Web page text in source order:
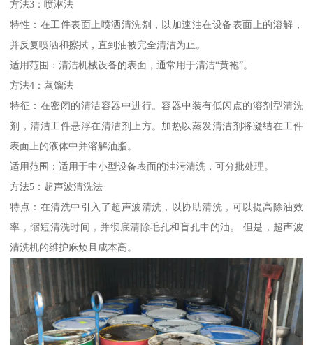
方法3：喷淋法
特性：在工件表面上喷洒清洗剂，以加速油在设备表面上的溶解，
并反复喷洒和擦拭，直到油被完全清洁为止。
适用范围：清洁机械设备的表面，通常用于清洁“黄袍”。
方法4：蒸馏法
特征：在密闭的清洁容器中进行。容器中装有低闪点的溶剂型清洗
剂，清洁工件悬浮在清洁剂上方。加热以蒸发清洁剂将凝结在工件
表面上的液体中并溶解油脂。
适用范围：适用于中小型设备表面的油污清洗，可分批处理。
方法5：超声波清洗法
特点：在清洗中引入了超声波清洗，以协助清洗，可以提高除油效
率，缩短清洗时间，并彻底清除毛孔和盲孔中的油。 但是，超声波
清洗机的维护麻烦且成本高。